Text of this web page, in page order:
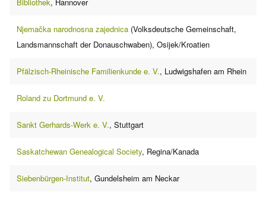
Njemačka narodnosna zajednica (Volksdeutsche Gemeinschaft,
Landsmannschaft der Donauschwaben), Osijek/Kroatien
Pfälzisch-Rheinische Familienkunde e. V., Ludwigshafen am Rhein
Roland zu Dortmund e. V.
Sankt Gerhards-Werk e. V., Stuttgart
Saskatchewan Genealogical Society, Regina/Kanada
Siebenbürgen-Institut, Gundelsheim am Neckar